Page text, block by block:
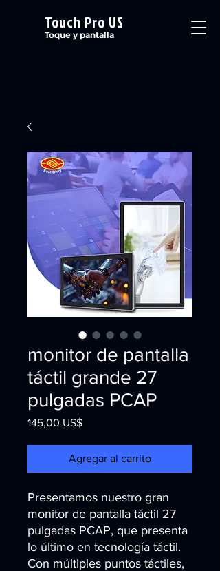
Touch Pro US
Toque y pantalla
monitor de pantalla
táctil grande 27
pulgadas PCAP
145,00 US$Precio
Agregar al carrito
Presentamos nuestro gran
monitor de pantalla táctil 27
pulgadas PCAP, que presenta
lo último en tecnología táctil.
Con múltiples puntos táctiles,